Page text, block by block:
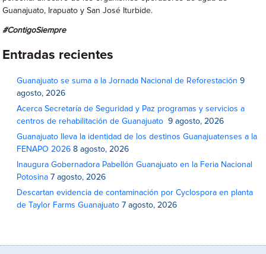
Guanajuato, Irapuato y San José Iturbide.
#ContigoSiempre
Entradas recientes
Guanajuato se suma a la Jornada Nacional de Reforestación 9
agosto, 2026
Acerca Secretaría de Seguridad y Paz programas y servicios a
centros de rehabilitación de Guanajuato
9 agosto, 2026
Guanajuato lleva la identidad de los destinos Guanajuatenses a la
FENAPO 2026 8 agosto, 2026
Inaugura Gobernadora Pabellón Guanajuato en la Feria Nacional
Potosina 7 agosto, 2026
Descartan evidencia de contaminación por Cyclospora en planta
de Taylor Farms Guanajuato 7 agosto, 2026